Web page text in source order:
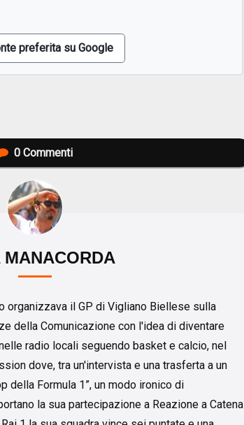
preferita su Google
0 Commenti
MANACORDA
organizzava il GP di Vigliano Biellese sulla
della Comunicazione con l'idea di diventare
radio locali seguendo basket e calcio, nel
dove, tra un'intervista e una trasferta a un
della Formula 1”, un modo ironico di
la sua partecipazione a Reazione a Catena